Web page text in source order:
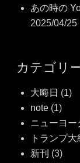
あの時の
2025/04/25
カテゴリ
大晦日 (1)
note (1)
ニューヨー
トランプ
新刊 (3)